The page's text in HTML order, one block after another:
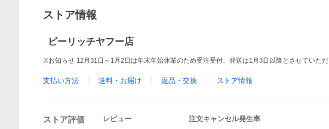
ストア情報
ビーリッチヤフー店
※お知らせ 12月31日～1月2日は年末年始休業のため受注受付、発送は1月3日以降とさせていただ
支払い方法 送料・お届け 返品・交換 ストア情報
ストア評価 レビュー 注文キャンセル発生率